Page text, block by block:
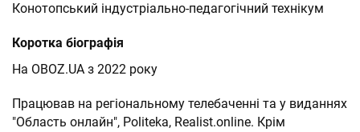
Конотопський індустріально-педагогічний технікум
Коротка біографія
На OBOZ.UA з 2022 року
Працював на регіональному телебаченні та у виданнях
"Область онлайн", Politeka, Realist.online. Крім